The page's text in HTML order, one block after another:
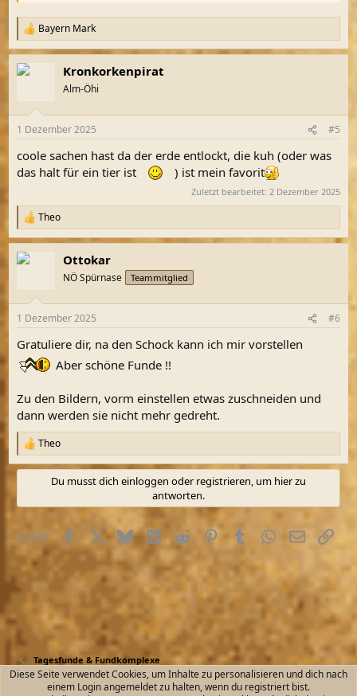
R
e
a
k
e
:
Bayern Mark
Kronkorkenpirat
Alm-Öhi
1 Dezember 2025 #5
coole sachen hast da der erde entlockt, die kuh (oder was
das halt für ein tier ist
) ist mein favorit
Zuletzt bearbeitet: 2 Dezember 2025
R
e
a
k
e
:
Theo
Ottokar
NÖ Spürnase Teammitglied
1 Dezember 2025 #6
Gratuliere dir, na den Schock kann ich mir vorstellen
Aber schöne Funde !!
Zu den Bildern, vorm einstellen etwas zuschneiden und
dann werden sie nicht mehr gedreht.
R
e
a
n
n
Theo
Du musst dich einloggen oder registrieren, um hier zu
antworten.
Teilen: FacebookX (Twitter)
BlueskyLinkedIn
Reddit PinterestTumblrWhatsApp
E-MailLink
Tagesfunde & Fundkomplexe
Diese Seite verwendet Cookies, um Inhalte zu personalisieren und dich nach
einem Login angemeldet zu halten, wenn du registriert bist.